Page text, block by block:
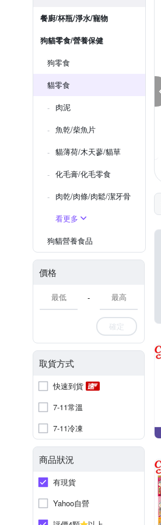
餐廚/杯瓶/淨水/寵物
狗貓零食/營養保健
狗零食
貓零食
肉泥
魚乾/柴魚片
貓薄荷/木天蓼/貓䓍
化毛膏/化毛零食
肉乾/肉條/肉鬆/潔牙骨
看更多
狗貓營養食品
價格
-
確定
取貨方式
快速到貨
7-11常溫
7-11冷凍
商品狀況
有現貨
Yahoo自營
超躍 滿499出貨